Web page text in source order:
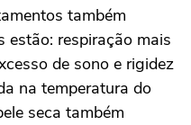
também
estão: respiração mais
de sono e rigidez
na temperatura do
seca também